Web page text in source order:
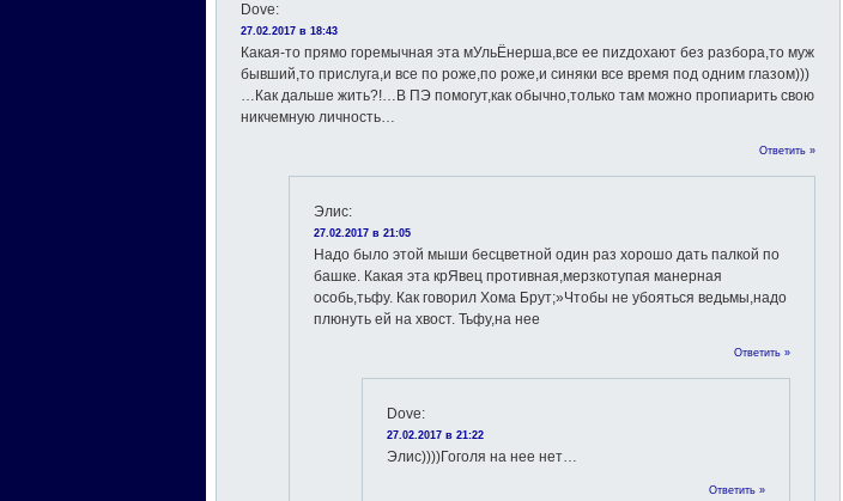
Dove:
27.02.2017 в 18:43
Какая-то прямо горемычная эта мУльЁнерша,все ее пиzдохают без разбора,то муж
бывший,то прислуга,и все по роже,по роже,и синяки все время под одним глазом)))
…Как дальше жить?!…В ПЭ помогут,как обычно,только там можно пропиарить свою
никчемную личность…
Ответить »
Элис:
27.02.2017 в 21:05
Надо было этой мыши бесцветной один раз хорошо дать палкой по
башке. Какая эта крЯвец противная,мерзкотупая манерная
особь,тьфу. Как говорил Хома Брут;»Чтобы не убояться ведьмы,надо
плюнуть ей на хвост. Тьфу,на нее
Ответить »
Dove:
27.02.2017 в 21:22
Элис))))Гоголя на нее нет…
Ответить »